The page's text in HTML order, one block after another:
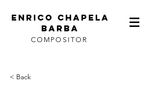
ENRICO CHAPELA
BARBA
COMPOSITOR
< Back